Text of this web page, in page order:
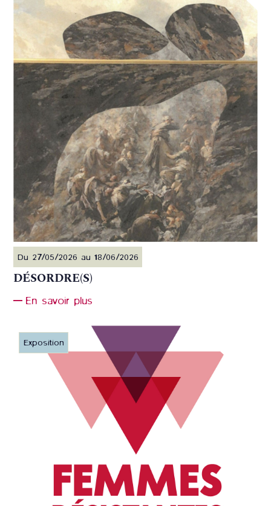
Du 27/05/2026 au 18/06/2026
DÉSORDRE(S)
En savoir plus
Exposition